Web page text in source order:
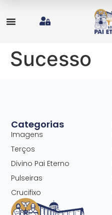
Sucesso
Categorias
Imagens
Terços
Divino Pai Eterno
Pulseiras
Crucifixo